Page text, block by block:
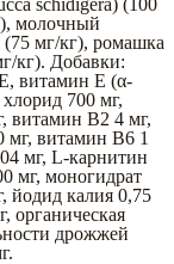
молочный
мг/кг), ромашка
кг). Добавки:
витамин E (α-
700 мг,
витамин В2 4 мг,
мг, витамин В6 1
мг, L-карнитин
мг, моногидрат
йодид калия 0,75
органическая
дрожжей